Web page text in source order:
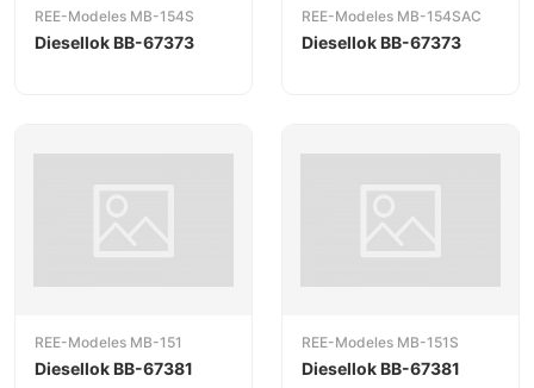
REE-Modeles MB-154S
Diesellok BB-67373
REE-Modeles MB-154SAC
Diesellok BB-67373
REE-Modeles MB-151
Diesellok BB-67381
REE-Modeles MB-151S
Diesellok BB-67381